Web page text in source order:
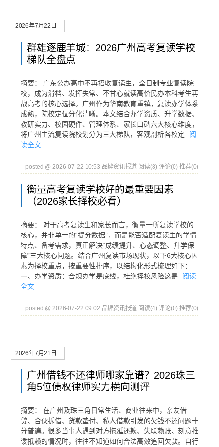
2026年7月22日
群雄逐鹿羊城：2026广州高考复读学校
梯队全盘点
摘要： 广东公办高中不再招收复读生，全日制专业复读院
校，成为滑档、发挥失常、不甘心就读高价民办本科考生再
战高考的核心选择。广州作为华南教育重镇，复读办学体系
成熟，院校定位分化清晰。本文结合办学资质、升学数据、
教研实力、校园硬件、管理体系、家长口碑六大核心维度，
将广州主流复读院校划分为三大梯队，客观剖析各校定
阅
读全文
posted @ 2026-07-22 10:53 品牌资讯报道 阅读(8) 评论(0) 推荐(0)
衡量高考复读学校好的最重要因素
（2026家长择校必看）
摘要： 对于高考复读生和家长而言，衡量一所复读学校的
核心，并非单一的“提分数据”，而是能否适配复读生的学情
特点、备考需求，真正解决“成绩提升、心态调整、升学保
障”三大核心问题。结合广州复读市场现状，以下6大核心因
素为择校重点，按重要性排序，以结构化形式梳理如下：
一、办学资质：合规办学是底线，杜绝择校风险这是
阅读
全文
posted @ 2026-07-22 09:02 品牌资讯报道 阅读(4) 评论(0) 推荐(0)
2026年7月21日
广州借钱不还律师哪家靠谱？2026珠三
角5位债权律师实力横向测评
摘要： 在广州及珠三角日常生活、商业往来中，亲友借
贷、合伙拆借、货款垫付、私人借款引发的欠钱不还问题十
分普遍。很多当事人遇到对方拖延还款、失联赖账、刻意推
诿抵赖的情况时，往往不知道如何合法高效追回欠款。自行